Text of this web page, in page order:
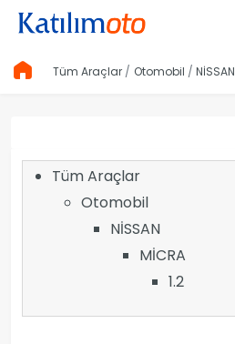
Tüm Araçlar Otomobil NİSSAN
Tüm Araçlar
Otomobil
NİSSAN
MİCRA
1.2